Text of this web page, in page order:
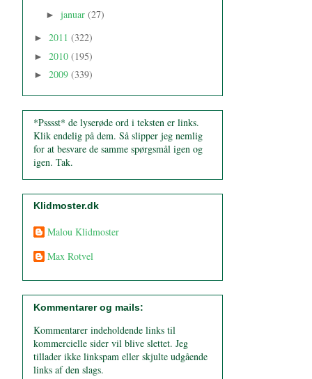
► januar (27)
► 2011 (322)
► 2010 (195)
► 2009 (339)
*Psssst* de lyserøde ord i teksten er links.
Klik endelig på dem. Så slipper jeg nemlig
for at besvare de samme spørgsmål igen og
igen. Tak.
Klidmoster.dk
Malou Klidmoster
Max Rotvel
Kommentarer og mails:
Kommentarer indeholdende links til
kommercielle sider vil blive slettet. Jeg
tillader ikke linkspam eller skjulte udgående
links af den slags.